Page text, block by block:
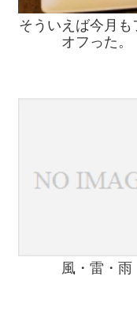
そういえば今月も
オフった。
風・雷・雨